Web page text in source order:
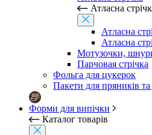
Атласна
Атласна
Атласна
Мотузочки,
Парчовая стрічка
Фольга для цукерок
Пакети для пряників та
Форми для випічки
Каталог товарів